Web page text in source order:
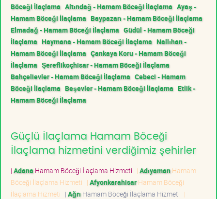
Böceği İlaçlama Altındağ - Hamam Böceği İlaçlama Ayaş -
Hamam Böceği İlaçlama Baypazarı - Hamam Böceği İlaçlama
Elmadağ - Hamam Böceği İlaçlama Güdül - Hamam Böceği
İlaçlama Haymana - Hamam Böceği İlaçlama Nallıhan -
Hamam Böceği İlaçlama Çankaya Koru - Hamam Böceği
İlaçlama Şereflikoçhisar - Hamam Böceği İlaçlama
Bahçelievler - Hamam Böceği İlaçlama Cebeci - Hamam
Böceği İlaçlama Beşevler - Hamam Böceği İlaçlama Etlik -
Hamam Böceği İlaçlama
Güçlü İlaçlama Hamam Böceği
İlaçlama hizmetini verdiğimiz şehirler
| Adana Hamam Böceği İlaçlama Hizmeti | AdıyamanHamam
Böceği İlaçlama Hizmeti | AfyonkarahisarHamam Böceği
İlaçlama Hizmeti | Ağrı Hamam Böceği İlaçlama Hizmeti |